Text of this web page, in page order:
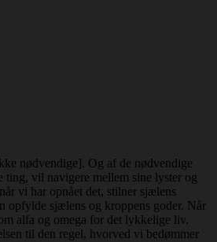
nødvendige]. Og af de nødvendige
vil navigere mellem sine lyster og
vi har opnået det, stilner sjælens
opfylde sjælens og kroppens goder. Når
alfa og omega for det lykkelige liv.
til den regel, hvorved vi bedømmer